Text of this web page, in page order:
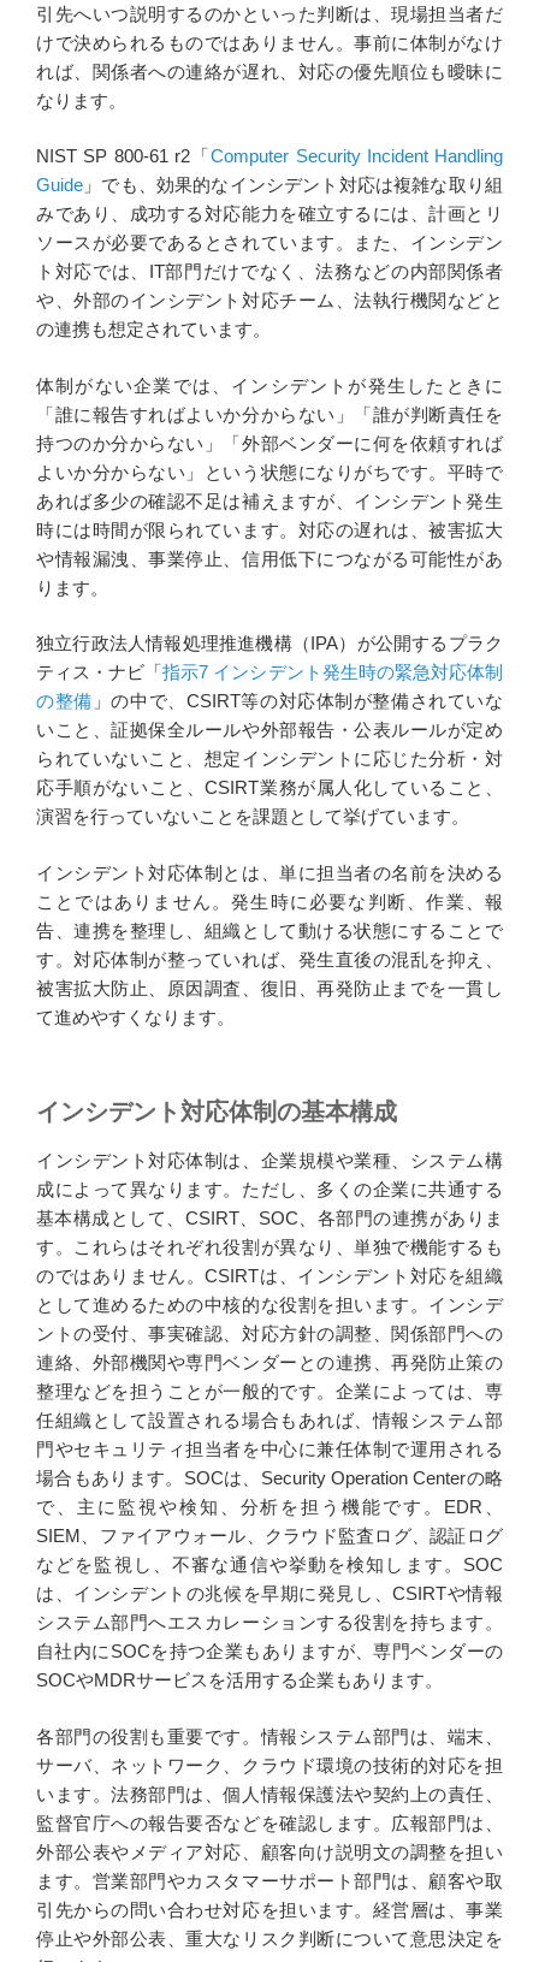
引先へいつ説明するのかといった判断は、現場担当者だ
けで決められるものではありません。事前に体制がなけ
れば、関係者への連絡が遅れ、対応の優先順位も曖昧に
なります。
NIST SP 800-61 r2「Computer Security Incident Handling
Guide 」でも、効果的なインシデント対応は複雑な取り組
みであり、成功する対応能力を確立するには、計画とリ
ソースが必要であるとされています。また、インシデン
ト対応では、IT部門だけでなく、法務などの内部関係者
や、外部のインシデント対応チーム、法執行機関などと
の連携も想定されています。
体制がない企業では、インシデントが発生したときに
「誰に報告すればよいか分からない」「誰が判断責任を
持つのか分からない」「外部ベンダーに何を依頼すれば
よいか分からない」という状態になりがちです。平時で
あれば多少の確認不足は補えますが、インシデント発生
時には時間が限られています。対応の遅れは、被害拡大
や情報漏洩、事業停止、信用低下につながる可能性があ
ります。
独立行政法人情報処理推進機構（IPA）が公開するプラク
ティス・ナビ「指示7 インシデント発生時の緊急対応体制
の整備 」の中で、CSIRT等の対応体制が整備されていな
いこと、証拠保全ルールや外部報告・公表ルールが定め
られていないこと、想定インシデントに応じた分析・対
応手順がないこと、CSIRT業務が属人化していること、
演習を行っていないことを課題として挙げています。
インシデント対応体制とは、単に担当者の名前を決める
ことではありません。発生時に必要な判断、作業、報
告、連携を整理し、組織として動ける状態にすることで
す。対応体制が整っていれば、発生直後の混乱を抑え、
被害拡大防止、原因調査、復旧、再発防止までを一貫し
て進めやすくなります。
インシデント対応体制の基本構成
インシデント対応体制は、企業規模や業種、システム構
成によって異なります。ただし、多くの企業に共通する
基本構成として、CSIRT、SOC、各部門の連携がありま
す。これらはそれぞれ役割が異なり、単独で機能するも
のではありません。CSIRTは、インシデント対応を組織
として進めるための中核的な役割を担います。インシデ
ントの受付、事実確認、対応方針の調整、関係部門への
連絡、外部機関や専門ベンダーとの連携、再発防止策の
整理などを担うことが一般的です。企業によっては、専
任組織として設置される場合もあれば、情報システム部
門やセキュリティ担当者を中心に兼任体制で運用される
場合もあります。SOCは、Security Operation Centerの略
で、主に監視や検知、分析を担う機能です。EDR、
SIEM、ファイアウォール、クラウド監査ログ、認証ログ
などを監視し、不審な通信や挙動を検知します。SOC
は、インシデントの兆候を早期に発見し、CSIRTや情報
システム部門へエスカレーションする役割を持ちます。
自社内にSOCを持つ企業もありますが、専門ベンダーの
SOCやMDRサービスを活用する企業もあります。
各部門の役割も重要です。情報システム部門は、端末、
サーバ、ネットワーク、クラウド環境の技術的対応を担
います。法務部門は、個人情報保護法や契約上の責任、
監督官庁への報告要否などを確認します。広報部門は、
外部公表やメディア対応、顧客向け説明文の調整を担い
ます。営業部門やカスタマーサポート部門は、顧客や取
引先からの問い合わせ対応を担います。経営層は、事業
停止や外部公表、重大なリスク判断について意思決定を